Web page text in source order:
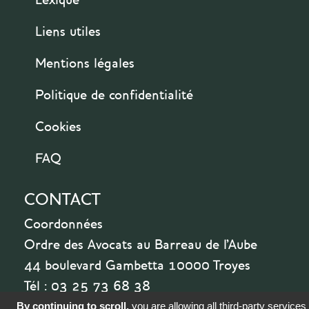
Liens utiles
Mentions légales
Politique de confidentialité
Cookies
FAQ
CONTACT
Coordonnées
Ordre des Avocats au Barreau de l'Aube
44 boulevard Gambetta 10000 Troyes
Tél : 03 25 73 68 38
By continuing to scroll, you are allowing all third-party services